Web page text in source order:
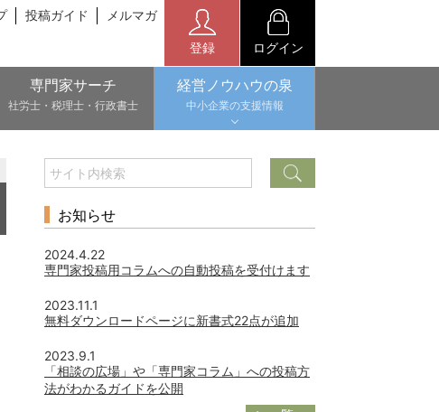
投稿ガイド メルマガ
登録 ログイン
専門家サーチ
社労士・税理士・行政書士
経営ノウハウの泉
中小企業の支援情報
お知らせ
2024.4.22
専門家投稿用コラムへの自動投稿を受付けます
2023.11.1
無料ダウンロードページに新書式22点が追加
2023.9.1
「相談の広場」や「専門家コラム」への投稿方
法がわかるガイドを公開